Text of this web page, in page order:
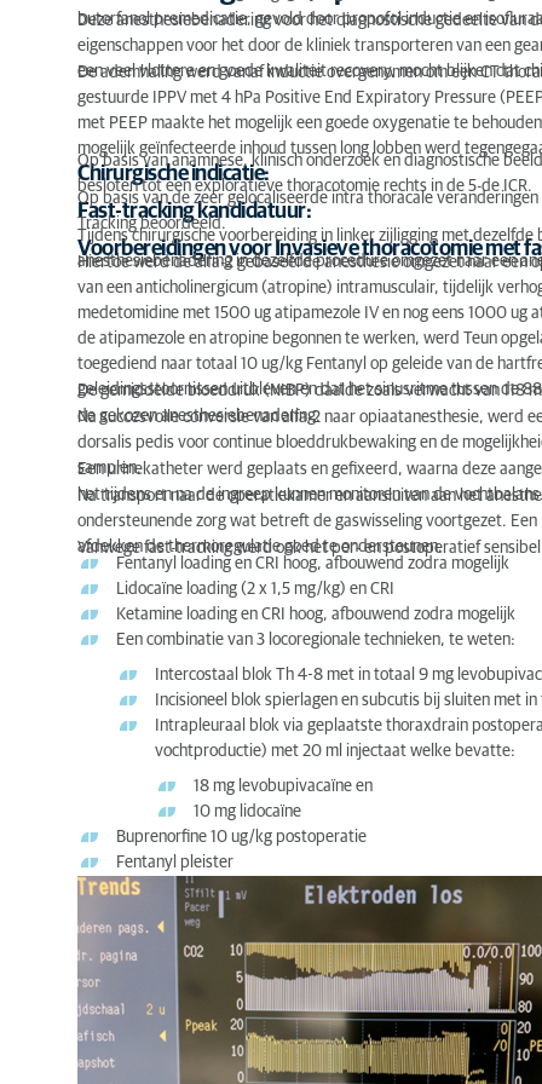
butorfanol premedicatie, gevold door propofol inductie en
Deze anesthesiebenadering voor het diagnostische gedeelte van
eigenschappen voor het door de kliniek transporteren van een
een veel vlottere en goede kwaliteit recovery, mocht blijken dat
De ademhaling werd vanaf inductie overgenomen om een CT
gestuurde IPPV met 4 hPa Positive End Expiratory Pressure
met PEEP maakte het mogelijk een goede oxygenatie te
mogelijk geïnfecteerde inhoud tussen long lobben werd
Chirurgische indicatie:
Op basis van anamnese, klinisch onderzoek en diagnostische
besloten tot een exploratieve thoracotomie rechts in de 5-de ICR.
Fast-tracking kandidatuur:
Op basis van de zeer gelocaliseerde intra thoracale
Tracking beoordeeld.
Voorbereidingen voor Invasieve thoracotomie met
Tijdens chirurgische voorbereiding in linker zijligging met
anesthesiebenadering in dezelfde procedure omgezet naar een
Hiertoe werd de alfa-2 gebaseerde anesthesie omgezet naar
van een anticholinergicum (atropine) intramusculair, tijdelijk
medetomidine met 1500 ug atipamezole IV en nog eens 1000 ug
de atipamezole en atropine begonnen te werken, werd Teun
toegediend naar totaal 10 ug/kg Fentanyl op geleide van de
geleidingsstoornissen uitbleven en dat het sinusritme tussen de 88
De gemiddelde bloeddruk (NIBP) daalde zoals verwacht van 118
de gekozen anesthesiebenadering.
Na succesvolle conversie van alfa-2 naar opiaatanesthesie, werd
dorsalis pedis voor continue bloeddrukbewaking en de
samplen.
Een urinekatheter werd geplaats en gefixeerd, waarna deze
het tijdens en na de ingreep kunnen monitoren van de
Na transport naar de operatiekamer en aansluiten aan het
ondersteunende zorg wat betreft de gaswisseling voortgezet.
afdekken de thermoregulatie goed te ondersteunen.
Vanwege fast-tracking werd ook het per- en postoperatief
Fentanyl loading en CRI hoog, afbouwend zodra mogelijk
Lidocaïne loading (2 x 1,5 mg/kg) en CRI
Ketamine loading en CRI hoog, afbouwend zodra mogelijk
Een combinatie van 3 locoregionale technieken, te weten:
Intercostaal blok Th 4-8 met in totaal 9 mg
Incisioneel blok spierlagen en subcutis bij sluiten met
Intrapleuraal blok via geplaatste thoraxdrain
vochtproductie) met 20 ml injectaat welke bevatte:
18 mg levobupivacaïne en
10 mg lidocaïne
Buprenorfine 10 ug/kg postoperatie
Fentanyl pleister